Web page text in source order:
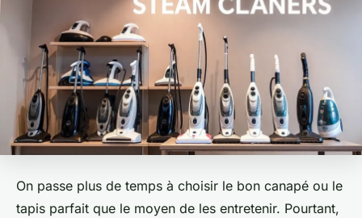
On passe plus de temps à choisir le bon canapé ou le
tapis parfait que le moyen de les entretenir. Pourtant,